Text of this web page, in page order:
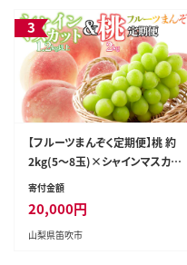
3
【フルーツまんぞく定期便】桃 約
2kg(5～8玉)×シャインマスカッ
ト 1.2kg以上(2～3房) 126-025
寄付金額
20,000円
山梨県笛吹市